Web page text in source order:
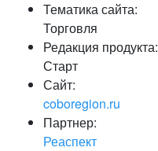
Тематика сайта:
Торговля
Редакция продукта:
Старт
Сайт:
coboregion.ru
Партнер:
Реаспект